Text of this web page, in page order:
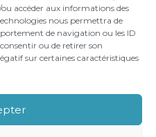
accéder aux informations des
nous permettra de
de navigation ou les ID
ou de retirer son
sur certaines caractéristiques